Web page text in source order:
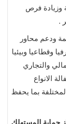
وزيادة فرص
.
ودعم محاور
وقطاعيا وبيئيا
والتجاري
الانواع
بما يحفظ